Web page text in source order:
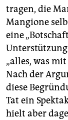
tragen, die
Mangione
eine
„alles, was
Nach der
diese
Tat ein
hielt aber